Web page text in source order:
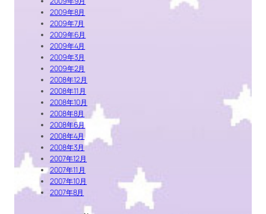
2009年8月
2009年7月
2009年6月
2009年4月
2009年3月
2009年2月
2008年12月
2008年11月
2008年10月
2008年8月
2008年6月
2008年4月
2008年3月
2007年12月
2007年11月
2007年10月
2007年8月